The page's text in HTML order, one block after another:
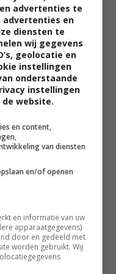
meer, maar
dieren. Dan nemen
verzorgers,
Malone, een
om hun harige
Lee Curtis
Robert Lindsay,
, Richard Ridings,
Fred Evans,Lisa
advertenties te
en
diensten te
wij gegevens
geolocatie en
instellingen
onderstaande
instellingen
de website.
en content,
van diensten
en/of openen
en informatie van uw
apparaatgegevens)
door en gedeeld met
worden gebruikt. Wij